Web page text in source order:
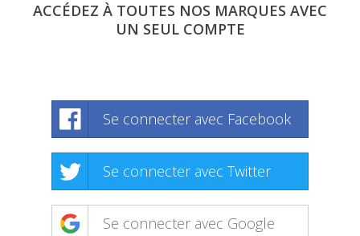
ACCÉDEZ À TOUTES NOS MARQUES AVEC
UN SEUL COMPTE
Se connecter avec Facebook
Se connecter avec Twitter
Se connecter avec Google